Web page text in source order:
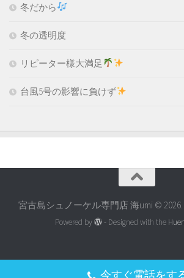
冬だから
冬の透明度
リピーター様大満足
台風5号の影響に負けず
宮古島シュノーケル専門店 海umi © 2026.
Powered by - Designed with the
今すぐ電話をす